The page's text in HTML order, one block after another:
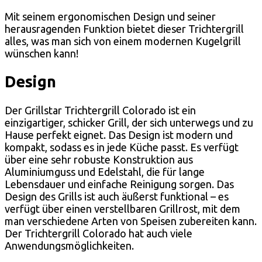
Mit seinem ergonomischen Design und seiner
herausragenden Funktion bietet dieser Trichtergrill
alles, was man sich von einem modernen Kugelgrill
wünschen kann!
Design
Der Grillstar Trichtergrill Colorado ist ein
einzigartiger, schicker Grill, der sich unterwegs und zu
Hause perfekt eignet. Das Design ist modern und
kompakt, sodass es in jede Küche passt. Es verfügt
über eine sehr robuste Konstruktion aus
Aluminiumguss und Edelstahl, die für lange
Lebensdauer und einfache Reinigung sorgen. Das
Design des Grills ist auch äußerst funktional – es
verfügt über einen verstellbaren Grillrost, mit dem
man verschiedene Arten von Speisen zubereiten kann.
Der Trichtergrill Colorado hat auch viele
Anwendungsmöglichkeiten.